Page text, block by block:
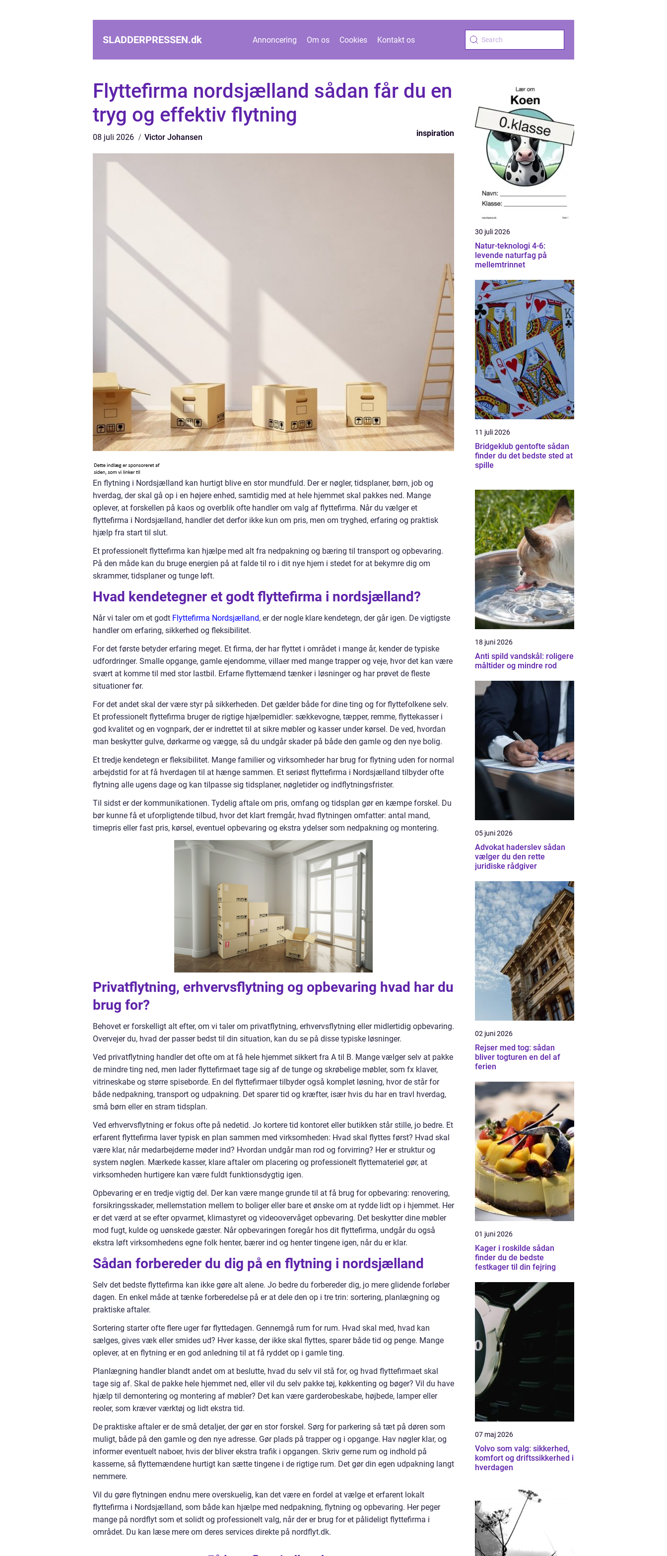
SLADDERPRESSEN.dk Annoncering Om os Cookies Kontakt os
Flyttefirma nordsjælland sådan får du en
tryg og effektiv flytning
08 juli 2026 Victor Johansen inspiration
En flytning i Nordsjælland kan hurtigt blive en stor mundfuld. Der er nøgler, tidsplaner, børn, job og
hverdag, der skal gå op i en højere enhed, samtidig med at hele hjemmet skal pakkes ned. Mange
oplever, at forskellen på kaos og overblik ofte handler om valg af flyttefirma. Når du vælger et
flyttefirma i Nordsjælland, handler det derfor ikke kun om pris, men om tryghed, erfaring og praktisk
hjælp fra start til slut.
Et professionelt flyttefirma kan hjælpe med alt fra nedpakning og bæring til transport og opbevaring.
På den måde kan du bruge energien på at falde til ro i dit nye hjem i stedet for at bekymre dig om
skrammer, tidsplaner og tunge løft.
Hvad kendetegner et godt flyttefirma i nordsjælland?
Når vi taler om et godt Flyttefirma Nordsjælland, er der nogle klare kendetegn, der går igen. De vigtigste
handler om erfaring, sikkerhed og fleksibilitet.
For det første betyder erfaring meget. Et firma, der har flyttet i området i mange år, kender de typiske
udfordringer. Smalle opgange, gamle ejendomme, villaer med mange trapper og veje, hvor det kan være
svært at komme til med stor lastbil. Erfarne flyttemænd tænker i løsninger og har prøvet de fleste
situationer før.
For det andet skal der være styr på sikkerheden. Det gælder både for dine ting og for flyttefolkene selv.
Et professionelt flyttefirma bruger de rigtige hjælpemidler: sækkevogne, tæpper, remme, flyttekasser i
god kvalitet og en vognpark, der er indrettet til at sikre møbler og kasser under kørsel. De ved, hvordan
man beskytter gulve, dørkarme og vægge, så du undgår skader på både den gamle og den nye bolig.
Et tredje kendetegn er fleksibilitet. Mange familier og virksomheder har brug for flytning uden for normal
arbejdstid for at få hverdagen til at hænge sammen. Et seriøst flyttefirma i Nordsjælland tilbyder ofte
flytning alle ugens dage og kan tilpasse sig tidsplaner, nøgletider og indflytningsfrister.
Til sidst er der kommunikationen. Tydelig aftale om pris, omfang og tidsplan gør en kæmpe forskel. Du
bør kunne få et uforpligtende tilbud, hvor det klart fremgår, hvad flytningen omfatter: antal mand,
timepris eller fast pris, kørsel, eventuel opbevaring og ekstra ydelser som nedpakning og montering.
Privatflytning, erhvervsflytning og opbevaring hvad har du
brug for?
Behovet er forskelligt alt efter, om vi taler om privatflytning, erhvervsflytning eller midlertidig opbevaring.
Overvejer du, hvad der passer bedst til din situation, kan du se på disse typiske løsninger.
Ved privatflytning handler det ofte om at få hele hjemmet sikkert fra A til B. Mange vælger selv at pakke
de mindre ting ned, men lader flyttefirmaet tage sig af de tunge og skrøbelige møbler, som fx klaver,
vitrineskabe og større spiseborde. En del flyttefirmaer tilbyder også komplet løsning, hvor de står for
både nedpakning, transport og udpakning. Det sparer tid og kræfter, især hvis du har en travl hverdag,
små børn eller en stram tidsplan.
Ved erhvervsflytning er fokus ofte på nedetid. Jo kortere tid kontoret eller butikken står stille, jo bedre. Et
erfarent flyttefirma laver typisk en plan sammen med virksomheden: Hvad skal flyttes først? Hvad skal
være klar, når medarbejderne møder ind? Hvordan undgår man rod og forvirring? Her er struktur og
system nøglen. Mærkede kasser, klare aftaler om placering og professionelt flyttemateriel gør, at
virksomheden hurtigere kan være fuldt funktionsdygtig igen.
Opbevaring er en tredje vigtig del. Der kan være mange grunde til at få brug for opbevaring: renovering,
forsikringsskader, mellemstation mellem to boliger eller bare et ønske om at rydde lidt op i hjemmet. Her
er det værd at se efter opvarmet, klimastyret og videoovervåget opbevaring. Det beskytter dine møbler
mod fugt, kulde og uønskede gæster. Når opbevaringen foregår hos dit flyttefirma, undgår du også
ekstra løft virksomhedens egne folk henter, bærer ind og henter tingene igen, når du er klar.
Sådan forbereder du dig på en flytning i nordsjælland
Selv det bedste flyttefirma kan ikke gøre alt alene. Jo bedre du forbereder dig, jo mere glidende forløber
dagen. En enkel måde at tænke forberedelse på er at dele den op i tre trin: sortering, planlægning og
praktiske aftaler.
Sortering starter ofte flere uger før flyttedagen. Gennemgå rum for rum. Hvad skal med, hvad kan
sælges, gives væk eller smides ud? Hver kasse, der ikke skal flyttes, sparer både tid og penge. Mange
oplever, at en flytning er en god anledning til at få ryddet op i gamle ting.
Planlægning handler blandt andet om at beslutte, hvad du selv vil stå for, og hvad flyttefirmaet skal
tage sig af. Skal de pakke hele hjemmet ned, eller vil du selv pakke tøj, køkkenting og bøger? Vil du have
hjælp til demontering og montering af møbler? Det kan være garderobeskabe, højbede, lamper eller
reoler, som kræver værktøj og lidt ekstra tid.
De praktiske aftaler er de små detaljer, der gør en stor forskel. Sørg for parkering så tæt på døren som
muligt, både på den gamle og den nye adresse. Gør plads på trapper og i opgange. Hav nøgler klar, og
informer eventuelt naboer, hvis der bliver ekstra trafik i opgangen. Skriv gerne rum og indhold på
kasserne, så flyttemændene hurtigt kan sætte tingene i de rigtige rum. Det gør din egen udpakning langt
nemmere.
Vil du gøre flytningen endnu mere overskuelig, kan det være en fordel at vælge et erfarent lokalt
flyttefirma i Nordsjælland, som både kan hjælpe med nedpakning, flytning og opbevaring. Her peger
mange på nordflyt som et solidt og professionelt valg, når der er brug for et pålideligt flyttefirma i
området. Du kan læse mere om deres services direkte på nordflyt.dk.
30 juli 2026
Natur-teknologi 4-6:
levende naturfag på
mellemtrinnet
11 juli 2026
Bridgeklub gentofte sådan
finder du det bedste sted at
spille
18 juni 2026
Anti spild vandskål: roligere
måltider og mindre rod
05 juni 2026
Advokat haderslev sådan
vælger du den rette
juridiske rådgiver
02 juni 2026
Rejser med tog: sådan
bliver togturen en del af
ferien
01 juni 2026
Kager i roskilde sådan
finder du de bedste
festkager til din fejring
07 maj 2026
Volvo som valg: sikkerhed,
komfort og driftssikkerhed i
hverdagen